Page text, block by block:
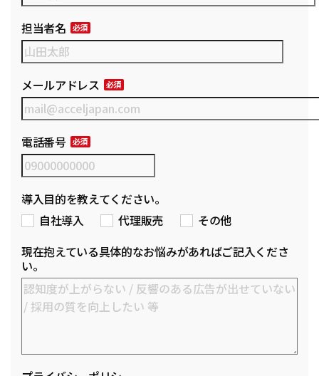
担当者名
メールアドレス
電話番号
導入目的を教えてください。
自社導入
代理販売
その他
現在抱えている具体的なお悩みがあればご記入くださ
い。